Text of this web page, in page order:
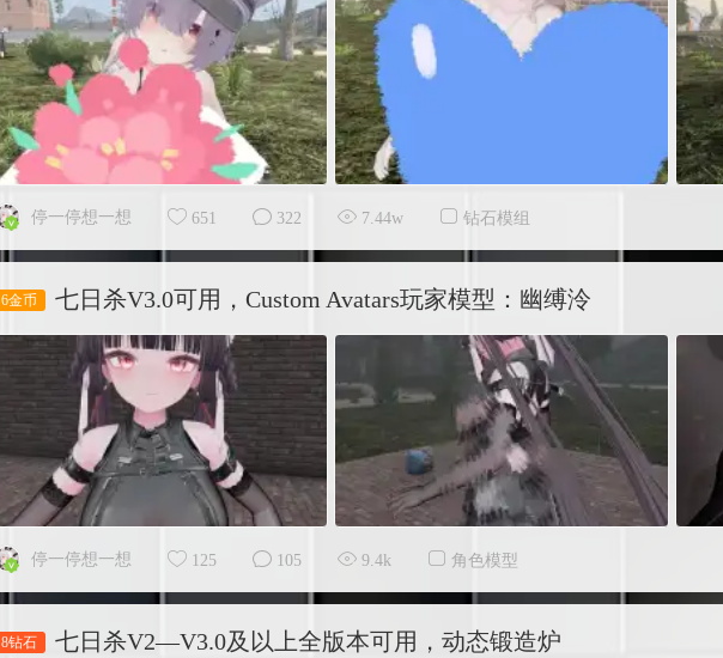
停一停想一想 651 322 7.44w 钻石模组
6金币 七日杀V3.0可用，Custom Avatars玩家模型：幽缚泠
停一停想一想 125 105 9.4k 角色模型
8钻石 七日杀V2—V3.0及以上全版本可用，动态锻造炉